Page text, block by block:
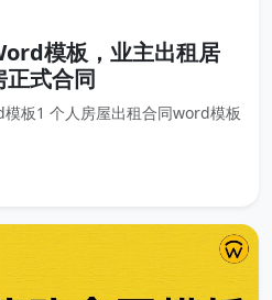
模板，业主出租居
正式合同
板1 个人房屋出租合同word模板